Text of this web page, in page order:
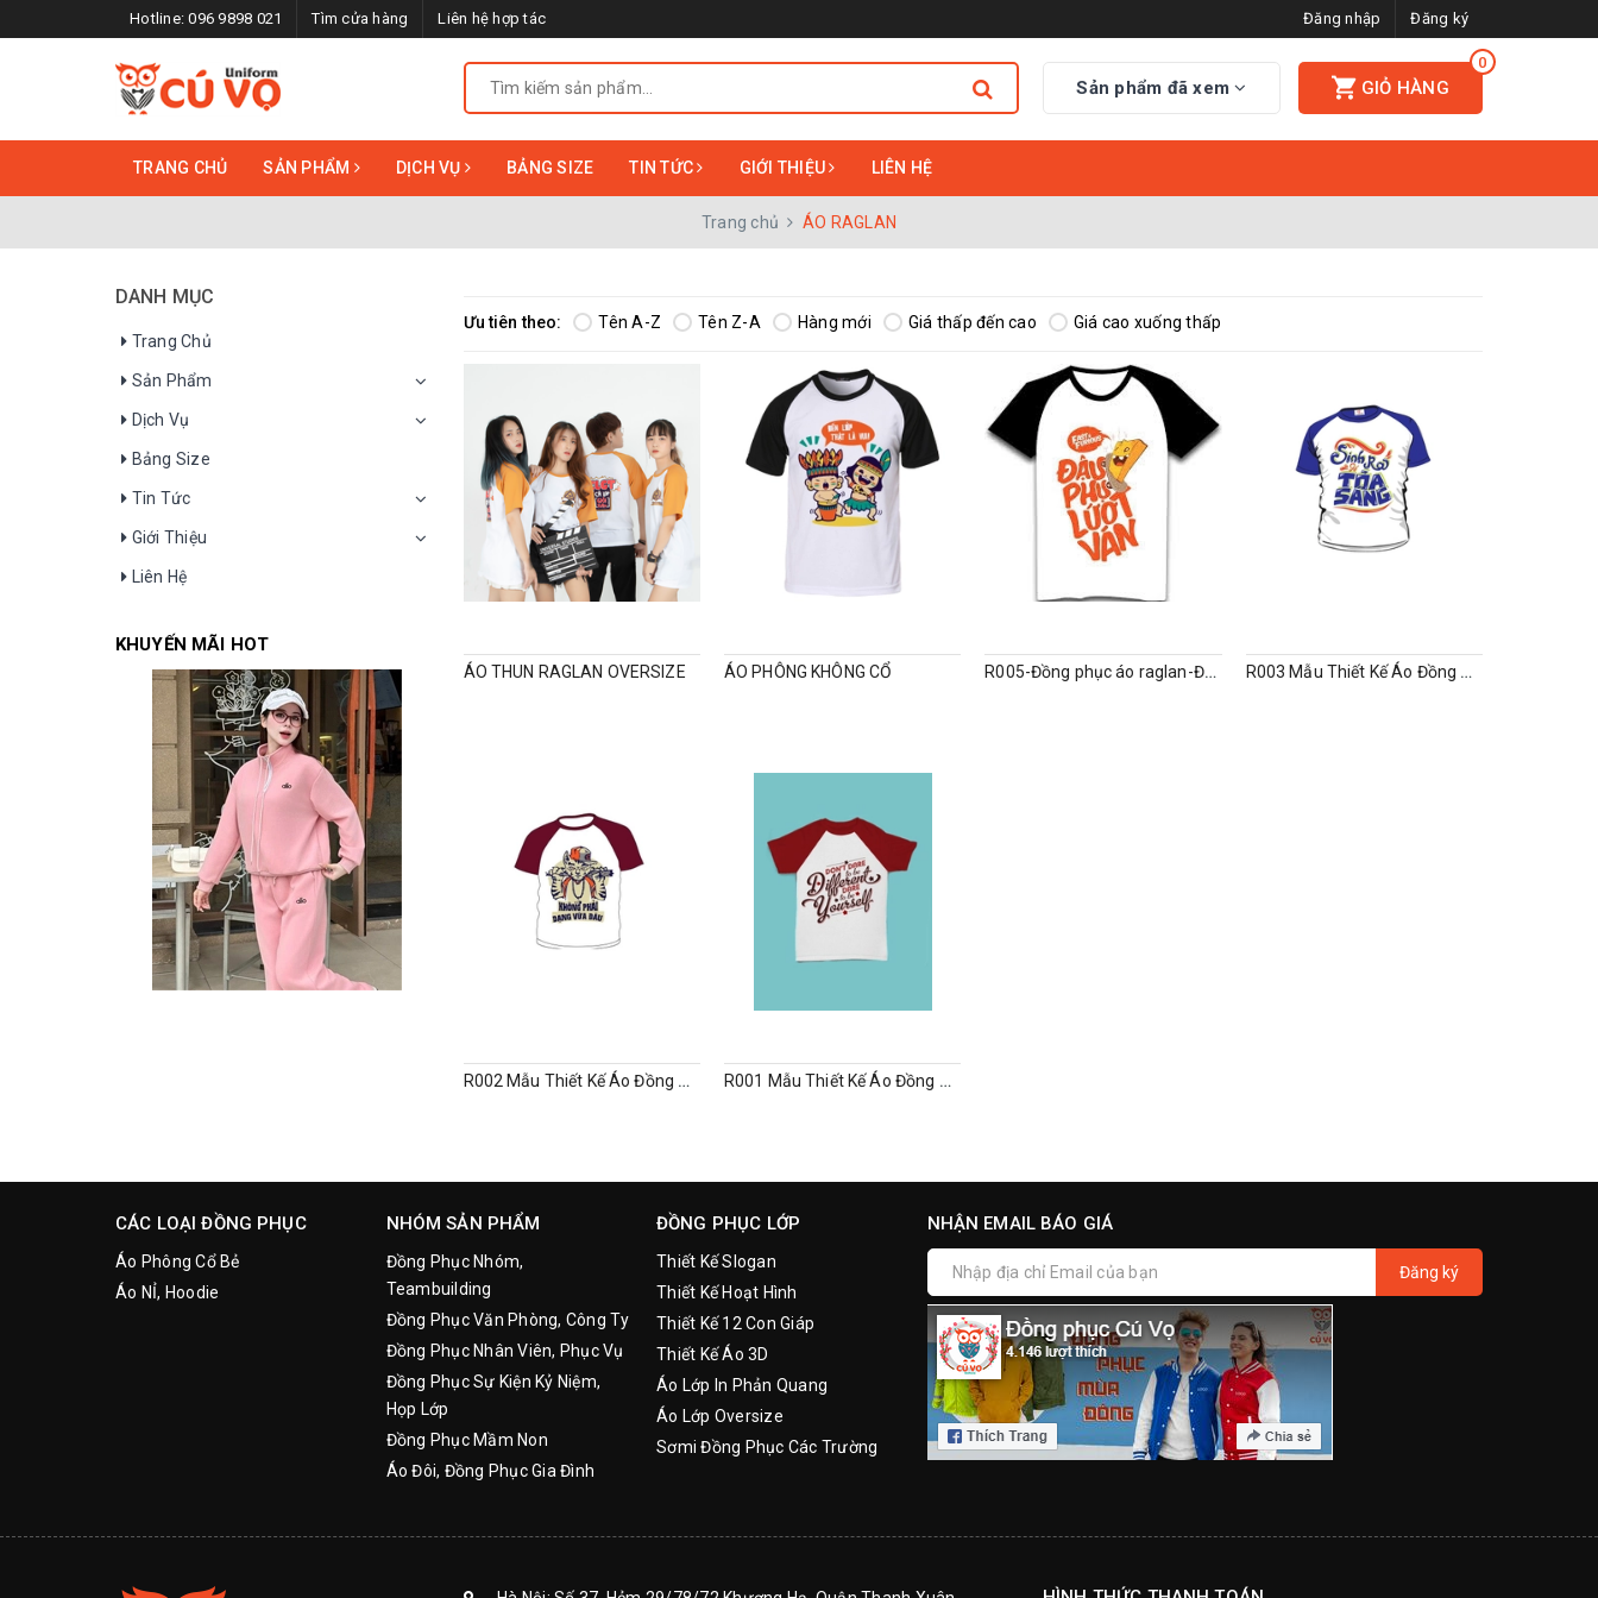
Hotline:096 9898 021 Tìm cửa hàng Liên hệ hợp tác Đăng nhập Đăng ký
Sản phẩm đã xem
0
GIỎ HÀNG
TRANG CHỦ SẢN PHẨM DỊCH VỤ BẢNG SIZE TIN TỨC GIỚI THIỆU LIÊN HỆ
Trang chủ ÁO RAGLAN
Ưu tiên theo: Tên A-Z Tên Z-A Hàng mới Giá thấp đến cao Giá cao xuống thấp
ÁO THUN RAGLAN OVERSIZE ÁO PHÔNG KHÔNG CỔ R005-Đồng phục áo raglan-Đậu phụ lướt ván R003 Mẫu Thiết Kế Áo Đồng Phục - Sinh Ra Để Tỏa Sáng
R002 Mẫu Thiết Kế Áo Đồng Phục - Không Phải Dạng Vừa Đâu R001 Mẫu Thiết Kế Áo Đồng Phục - "DIFFERENT .......YOURSELF"
DANH MỤC
Trang Chủ
Sản Phẩm
Dịch Vụ
Bảng Size
Tin Tức
Giới Thiệu
Liên Hệ
KHUYẾN MÃI HOT
CÁC LOẠI ĐỒNG PHỤC
Áo Phông Cổ Bẻ
Áo NỈ, Hoodie
NHÓM SẢN PHẨM
Đồng Phục Nhóm,
Teambuilding
Đồng Phục Văn Phòng, Công Ty
Đồng Phục Nhân Viên, Phục Vụ
Đồng Phục Sự Kiện Kỷ Niệm,
Họp Lớp
Đồng Phục Mầm Non
Áo Đôi, Đồng Phục Gia Đình
ĐỒNG PHỤC LỚP
Thiết Kế Slogan
Thiết Kế Hoạt Hình
Thiết Kế 12 Con Giáp
Thiết Kế Áo 3D
Áo Lớp In Phản Quang
Áo Lớp Oversize
Sơmi Đồng Phục Các Trường
NHẬN EMAIL BÁO GIÁ
Đăng ký